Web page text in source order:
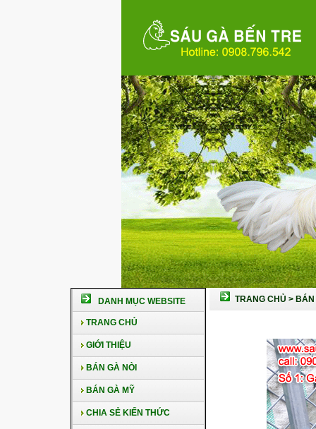
DANH MỤC WEBSITE
TRANG CHỦ
GIỚI THIỆU
BÁN GÀ NÒI
BÁN GÀ MỸ
CHIA SẺ KIẾN THỨC
TRANG CHỦ > BÁN